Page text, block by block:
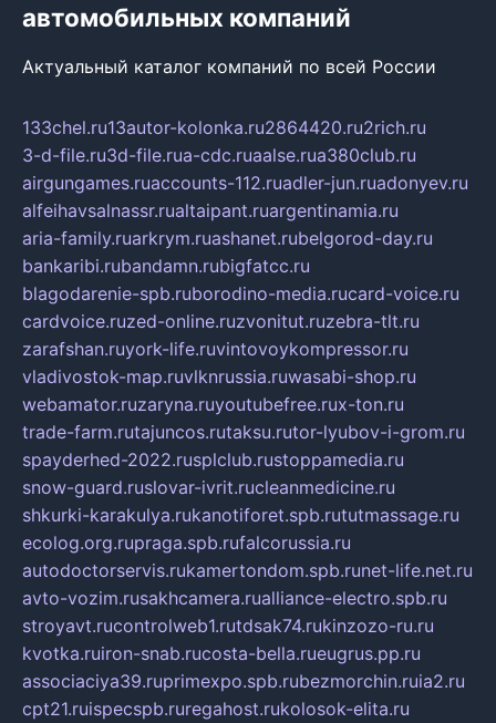
автомобильных компаний
Актуальный каталог компаний по всей России
133chel.ru13autor-kolonka.ru2864420.ru2rich.ru
3-d-file.ru3d-file.rua-cdc.ruaalse.rua380club.ru
airgungames.ruaccounts-112.ruadler-jun.ruadonyev.ru
alfeihavsalnassr.rualtaipant.ruargentinamia.ru
aria-family.ruarkrym.ruashanet.rubelgorod-day.ru
bankaribi.rubandamn.rubigfatcc.ru
blagodarenie-spb.ruborodino-media.rucard-voice.ru
cardvoice.ruzed-online.ruzvonitut.ruzebra-tlt.ru
zarafshan.ruyork-life.ruvintovoykompressor.ru
vladivostok-map.ruvlknrussia.ruwasabi-shop.ru
webamator.ruzaryna.ruyoutubefree.rux-ton.ru
trade-farm.rutajuncos.rutaksu.rutor-lyubov-i-grom.ru
spayderhed-2022.rusplclub.rustoppamedia.ru
snow-guard.ruslovar-ivrit.rucleanmedicine.ru
shkurki-karakulya.rukanotiforet.spb.rututmassage.ru
ecolog.org.rupraga.spb.rufalcorussia.ru
autodoctorservis.rukamertondom.spb.runet-life.net.ru
avto-vozim.rusakhcamera.rualliance-electro.spb.ru
stroyavt.rucontrolweb1.rutdsak74.rukinzozo-ru.ru
kvotka.ruiron-snab.rucosta-bella.rueugrus.pp.ru
associaciya39.ruprimexpo.spb.rubezmorchin.ruia2.ru
cpt21.ruispecspb.ruregahost.rukolosok-elita.ru